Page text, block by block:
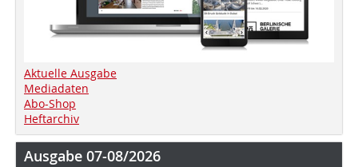
Aktuelle Ausgabe
Mediadaten
Abo-Shop
Heftarchiv
Ausgabe 07-08/2026